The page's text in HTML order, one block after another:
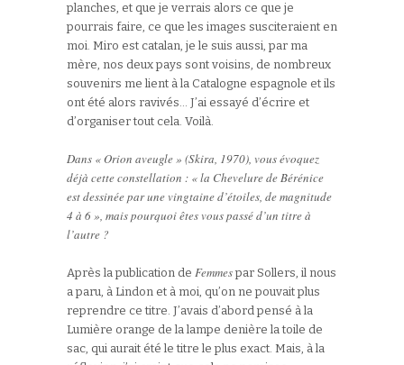
planches, et que je verrais alors ce que je
pourrais faire, ce que les images susciteraient en
moi. Miro est catalan, je le suis aussi, par ma
mère, nos deux pays sont voisins, de nombreux
souvenirs me lient à la Catalogne espagnole et ils
ont été alors ravivés… J’ai essayé d’écrire et
d’organiser tout cela. Voilà.
Dans « Orion aveugle » (Skira, 1970), vous évoquez
déjà cette constellation : « la Chevelure de Bérénice
est dessinée par une vingtaine d’étoiles, de magnitude
4 à 6 », mais pourquoi êtes vous passé d’un titre à
l’autre ?
Après la publication de Femmes par Sollers, il nous
a paru, à Lindon et à moi, qu’on ne pouvait plus
reprendre ce titre. J’avais d’abord pensé à la
Lumière orange de la lampe denière la toile de
sac, qui aurait été le titre le plus exact. Mais, à la